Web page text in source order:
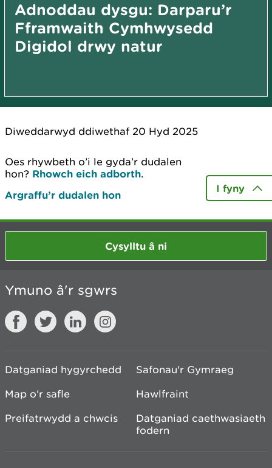
Adnoddau dysgu: Darparu’r
Fframwaith Cymhwysedd
Digidol drwy natur
Diweddarwyd ddiwethaf 20 Hyd 2025
Oes rhywbeth o’i le gyda’r dudalen
hon? Rhowch eich adborth.
Argraffu’r dudalen hon
I fyny
Cysylltu â ni
Ymuno â'r sgwrs
Datganiad hygyrchedd
Safonau'r Gymraeg
Map o'r safle
Hawlfraint
Preifatrwydd a chwcis
Datganiad caethwasiaeth
fodern